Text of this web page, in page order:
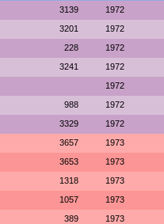
3139 1972
3201 1972
228 1972
3241 1972
1972
988 1972
3329 1972
3657 1973
3653 1973
1318 1973
1057 1973
389 1973